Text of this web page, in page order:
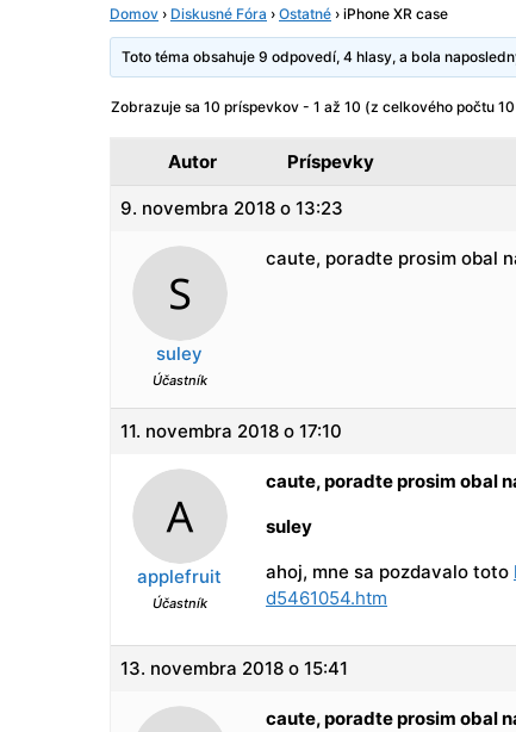
Domov › Diskusné Fóra › Ostatné › iPhone XR case
Toto téma obsahuje 9 odpovedí, 4 hlasy, a bola
Zobrazuje sa 10 príspevkov - 1 až 10 (z celkového počtu
Autor Príspevky
9. novembra 2018 o 13:23
suley
Účastník
caute, poradte prosim obal
11. novembra 2018 o 17:10
applefruit
Účastník
caute, poradte prosim obal
suley
ahoj, mne sa pozdavalo toto
d5461054.htm
13. novembra 2018 o 15:41
caute, poradte prosim obal